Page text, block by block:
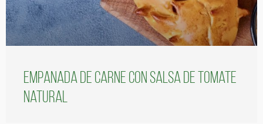
Empanada de carne con salsa de tomate
natural